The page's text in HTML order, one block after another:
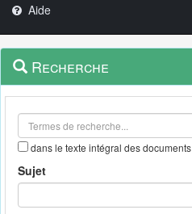
Aide
Navigation
outils
Menu
contextuel
Recherche
dans le texte intégral des documents
Sujet